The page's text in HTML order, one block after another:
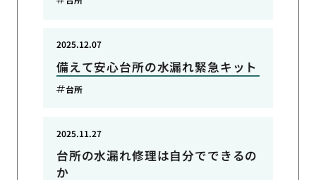
備えて安心台所の水漏れ緊急キット
2025.12.07
台所
台所の水漏れ修理は自分でできるの
か
2025.11.27